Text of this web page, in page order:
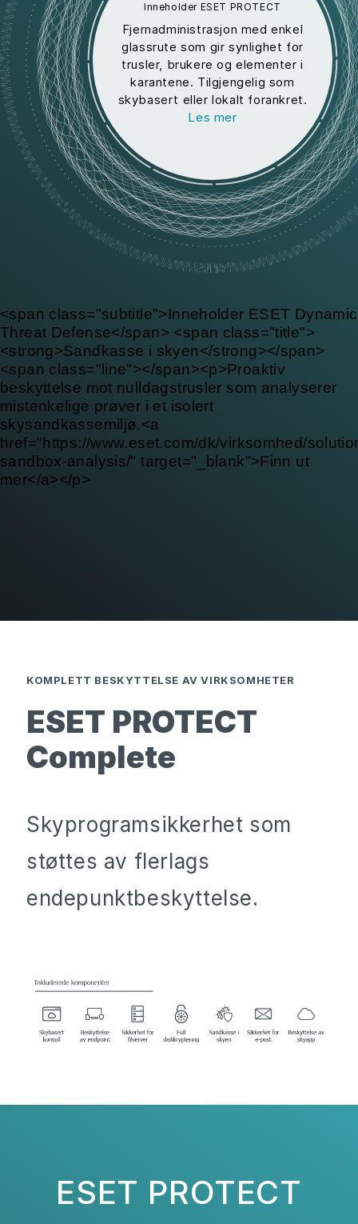
Inneholder ESET PROTECT
Fjernadministrasjon med enkel
glassrute som gir synlighet for
trusler, brukere og elementer i
karantene. Tilgjengelig som
skybasert eller lokalt forankret.
Les mer
<span class="subtitle">Inneholder ESET Dynamic
Threat Defense</span> <span class="title">
<strong>Sandkasse i skyen</strong></span>
<span class="line"></span><p>Proaktiv
beskyttelse mot nulldagstrusler som analyserer
mistenkelige prøver i et isolert
skysandkassemiljø.<a
href="https://www.eset.com/dk/virksomhed/
sandbox-analysis/" target="_blank">Finn ut
mer</a></p>
KOMPLETT BESKYTTELSE AV VIRKSOMHETER
ESET PROTECT
Complete
Skyprogramsikkerhet som
støttes av flerlags
endepunktbeskyttelse.